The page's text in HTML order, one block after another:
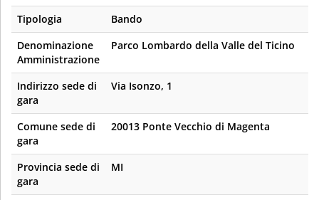
Tipologia
Bando
Denominazione
Amministrazione
Parco Lombardo della Valle del Ticino
Indirizzo sede di
gara
Via Isonzo, 1
Comune sede di
gara
20013 Ponte Vecchio di Magenta
Provincia sede di
gara
MI